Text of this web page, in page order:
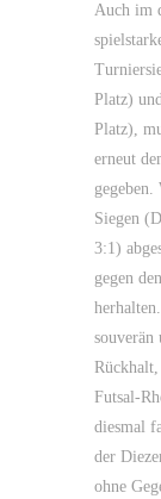
Auch im
Platz)
Platz),
erneut
Siegen
3:1)
gegen
souverän
Rückhalt,
Futsal-
diesmal
der
ohne